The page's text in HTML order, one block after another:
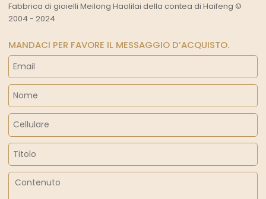
Fabbrica di gioielli Meilong Haolilai della contea di Haifeng ©
2004 - 2024
MANDACI PER FAVORE IL MESSAGGIO D’ACQUISTO.